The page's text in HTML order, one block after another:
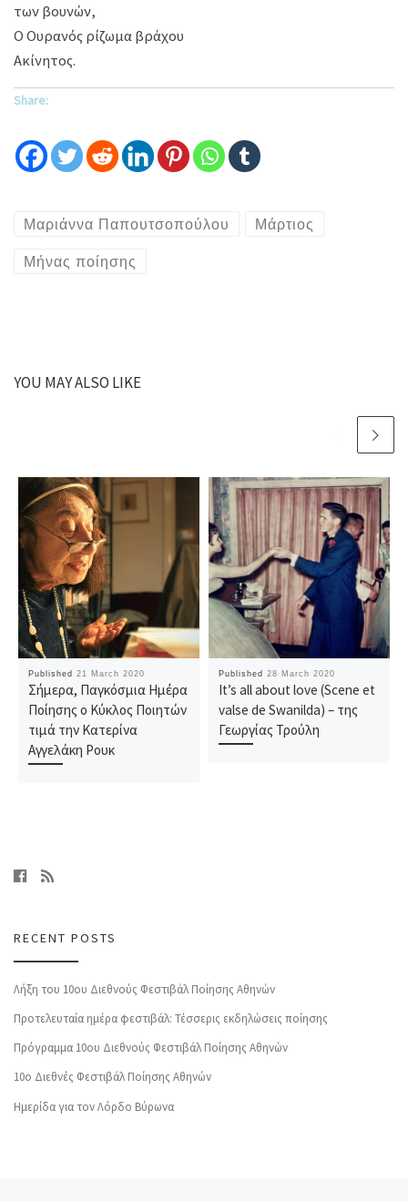
των βουνών,
Ο Ουρανός ρίζωμα βράχου
Ακίνητος.
Share:
Μαριάννα Παπουτσοπούλου Μάρτιος
Μήνας ποίησης
YOU MAY ALSO LIKE
Published 21 March 2020
Σήμερα, Παγκόσμια Ημέρα
Ποίησης ο Κύκλος Ποιητών
τιμά την Κατερίνα
Αγγελάκη Ρουκ
Published 28 March 2020
It’s all about love (Scene et
valse de Swanilda) – της
Γεωργίας Τρούλη
RECENT POSTS
Λήξη του 10ου Διεθνούς Φεστιβάλ Ποίησης Αθηνών
Προτελευταία ημέρα φεστιβάλ: Τέσσερις εκδηλώσεις ποίησης
Πρόγραμμα 10ου Διεθνούς Φεστιβάλ Ποίησης Αθηνών
10o Διεθνές Φεστιβάλ Ποίησης Αθηνών
Ημερίδα για τον Λόρδο Βύρωνα